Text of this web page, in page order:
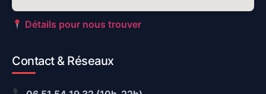
Détails pour nous trouver
Contact & Réseaux